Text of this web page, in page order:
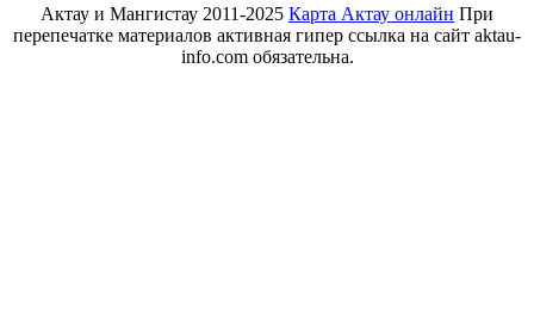
Актау и Мангистау 2011-2025 Карта Актау онлайн При
перепечатке материалов активная гипер ссылка на сайт aktau-
info.com обязательна.